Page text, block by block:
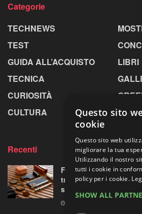
Categorie
TECHNEWS
TEST
GUIDA ALL’ACQUISTO
TECNICA
CURIOSITÀ
CULTURA
LIBRI
LA
Recenti
Fotorgear Retro
traveste da fotocamera,
senso?
Questo sito
cookie
Questo sito web
migliorare la tua
Utilizzando il nostro
tutti i cookie in
policy per i cookie.
SHOW ALL